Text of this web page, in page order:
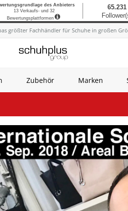
größter Fachhändler für Schuhe in großen
Zubehör Marken